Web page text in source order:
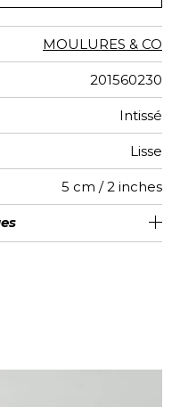
MOULURES & CO
201560230
Intissé
Lisse
5 cm / 2 inches
au rouleau de 6m
157
Lavable
Préencollé
Arrachage à sec
A+
B s1 d0